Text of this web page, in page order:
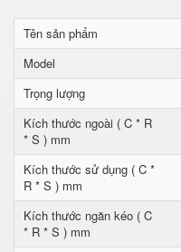
Tên sản phẩm
Model
Trọng lượng
Kích thước ngoài ( C * R
* S ) mm
Kích thước sử dụng ( C *
R * S ) mm
Kích thước ngăn kéo ( C
* R * S ) mm